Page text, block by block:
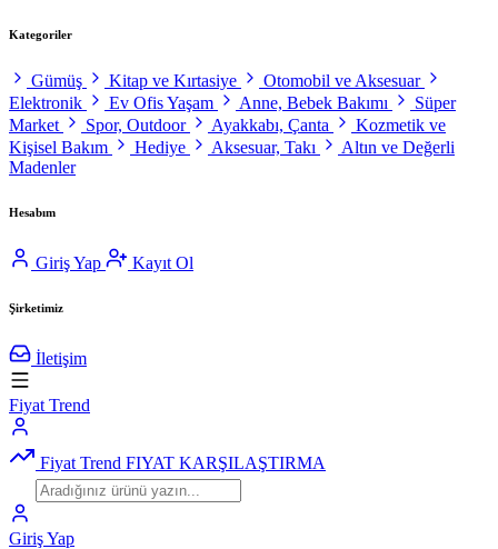
Kategoriler
Gümüş Kitap ve Kırtasiye
Otomobil ve Aksesuar
Elektronik
Ev Ofis Yaşam Anne, Bebek Bakımı
Süper
Market
Spor, Outdoor Ayakkabı, Çanta
Kozmetik ve
Kişisel Bakım
Hediye Aksesuar, Takı
Altın ve Değerli
Madenler
Hesabım
Giriş Yap Kayıt Ol
Şirketimiz
İletişim
Fiyat Trend
Fiyat Trend FIYAT KARŞILAŞTIRMA
Giriş Yap